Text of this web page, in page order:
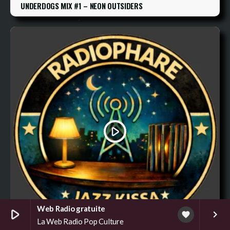
play_arrow
Web Radio gratuite
La Web Radio Pop Culture
favorite keyboard_arrow_right
UNDERDOGS MIX #1 – NEON OUTSIDERS
play_arrow